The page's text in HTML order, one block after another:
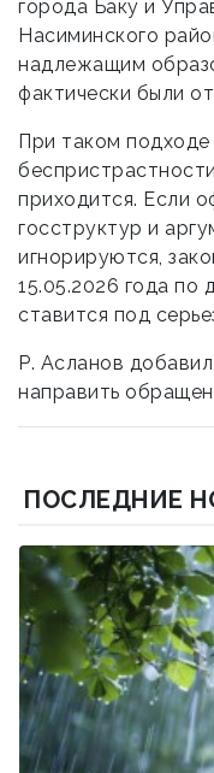
города Баку и
Насиминского
надлежащим
фактически были
При таком
приходится. Если
госструктур и
игнорируются,
15.05.2026 года
ставится под
Р. Асланов
направить
ПОСЛЕДНИЕ